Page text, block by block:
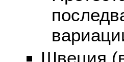
Швеция